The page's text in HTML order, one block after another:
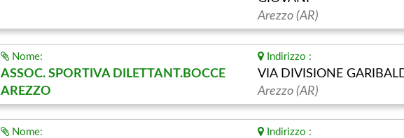
Arezzo (AR)
Nome:
ASSOC. SPORTIVA DILETTANT.BOCCE
AREZZO
Indirizzo :
VIA DIVISIONE
Arezzo (AR)
Nome: Indirizzo :